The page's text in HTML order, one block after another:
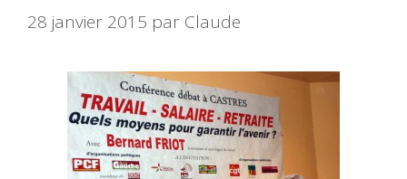
28 janvier 2015 par Claude